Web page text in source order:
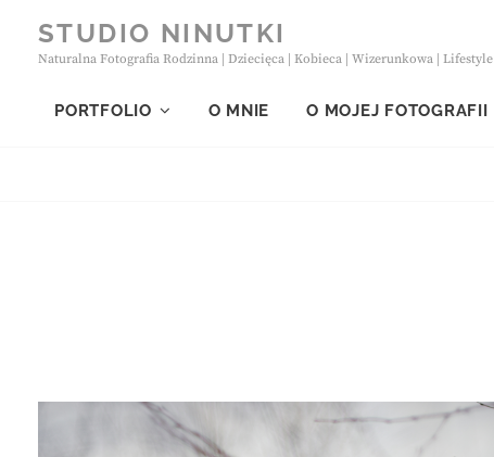
STUDIO NINUTKI
Naturalna Fotografia Rodzinna | Dziecięca | Kobieca | Wizerunkowa | Lifestyle
PORTFOLIO O MNIE O MOJEJ FOTOGRAFII